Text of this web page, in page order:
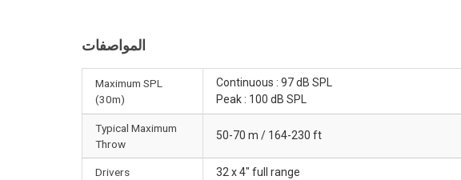
المواصفات
Maximum SPL
(30m)
Continuous : 97 dB SPL
Peak : 100 dB SPL
Typical Maximum
Throw
50-70 m / 164-230 ft
Drivers 32 x 4" full range